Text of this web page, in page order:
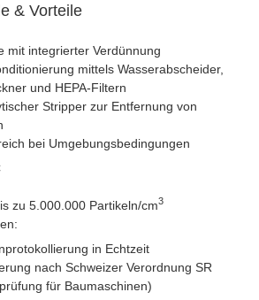
& Vorteile
mit integrierter Verdünnung
mittels Wasserabscheider,
und HEPA-Filtern
Stripper zur Entfernung von
bei Umgebungsbedingungen
zu 5.000.000 Partikeln/cm3
in Echtzeit
nach Schweizer Verordnung SR
für Baumaschinen)